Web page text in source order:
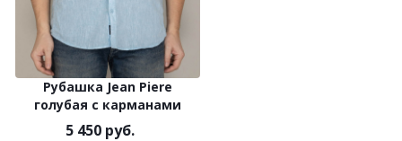
Рубашка Jean Piere
голубая с карманами
5 450 руб.